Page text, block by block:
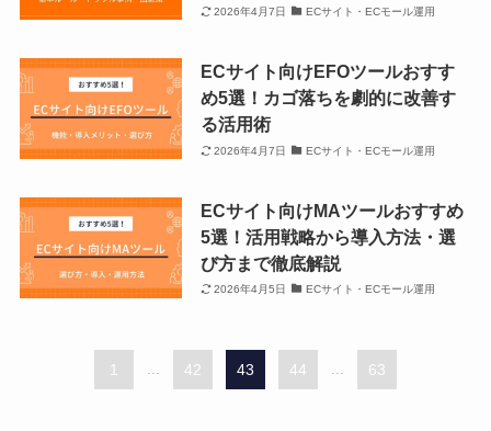
2026年4月7日 ECサイト・ECモール運用
ECサイト向けEFOツールおすす
め5選！カゴ落ちを劇的に改善す
る活用術
2026年4月7日 ECサイト・ECモール運用
ECサイト向けMAツールおすすめ
5選！活用戦略から導入方法・選
び方まで徹底解説
2026年4月5日 ECサイト・ECモール運用
1 ... 42 43 44 ... 63